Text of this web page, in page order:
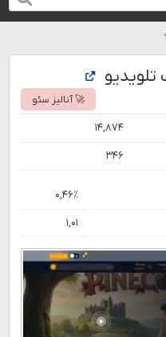
تلویدیو
🚀 آنالیز سئو
۱۴,۸۷۴
۳۴۶
۰,۴۶٪
۱,۰۱